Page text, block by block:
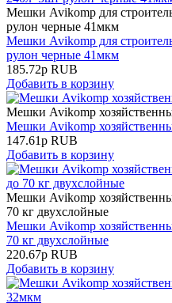
Мешки Avikomp для
рулон черные 41мкм
Мешки Avikomp для
рулон черные 41мкм
185.72р RUB
Добавить в корзину
Мешки Avikomp
Мешки Avikomp
147.61р RUB
Добавить в корзину
Мешки Avikomp
70 кг двухслойные
Мешки Avikomp
70 кг двухслойные
220.67р RUB
Добавить в корзину